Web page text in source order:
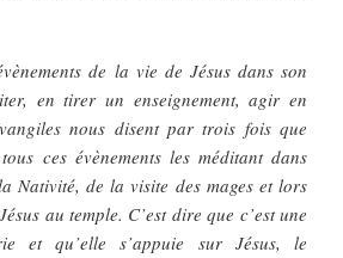
de la vie de Jésus dans son
en tirer un enseignement, agir en
nous disent par trois fois que
ces évènements les méditant dans
Nativité, de la visite des mages et lors
au temple. C’est dire que c’est une
et qu’elle s’appuie sur Jésus, le